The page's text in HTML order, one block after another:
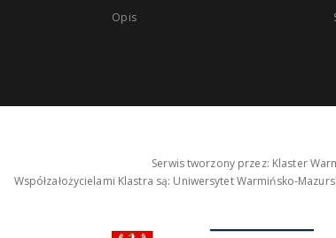
Opis
Serwis tworzony przez: Klaster
Współzałożycielami Klastra są: Uniwersytet Warmińsko-